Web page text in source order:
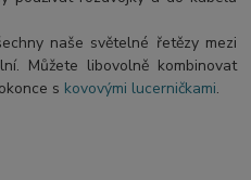
naše světelné řetězy mezi
Můžete libovolně kombinovat
s kovovými lucerničkami.